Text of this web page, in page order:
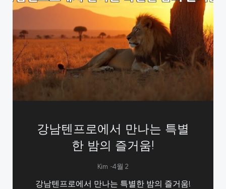
강남텐프로에서 만나는 특별
한 밤의 즐거움!
Kim -4월 2
강남텐프로에서 만나는 특별한 밤의 즐거움!